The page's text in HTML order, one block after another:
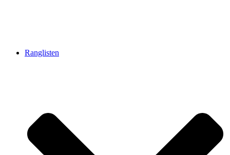
Ranglisten